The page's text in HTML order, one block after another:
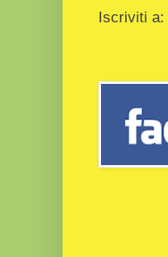
Iscriviti a: